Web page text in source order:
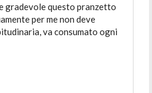
gradevole questo pranzetto
per me non deve
va consumato ogni